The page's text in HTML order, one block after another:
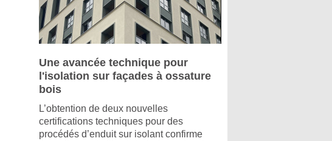
Une avancée technique pour
l'isolation sur façades à ossature
bois
L’obtention de deux nouvelles
certifications techniques pour des
procédés d’enduit sur isolant confirme